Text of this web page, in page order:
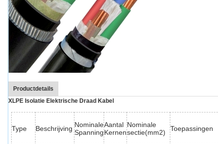
Productdetails
XLPE Isolatie Elektrische Draad Kabel
Type Beschrijving Nominale
Spanning
Aantal
Kernen
Nominale
sectie(mm2)
Toepassingen